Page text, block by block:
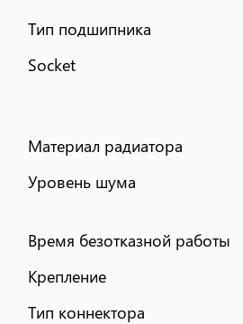
Тип подшипника
Socket
Материал радиатора
Уровень шума
Время безотказной работы
Крепление
Тип коннектора